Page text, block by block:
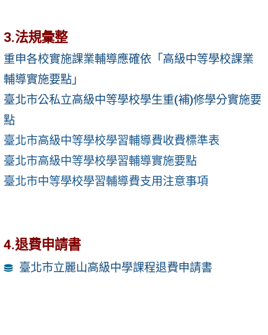
3.法規彙整
重申各校實施課業輔導應確依「高級中等學校課業
輔導實施要點」
臺北市公私立高級中等學校學生重(補)修學分實施要
點
臺北市高級中等學校學習輔導費收費標準表
臺北市高級中等學校學習輔導實施要點
臺北市中等學校學習輔導費支用注意事項
4.退費申請書
臺北市立麗山高級中學課程退費申請書